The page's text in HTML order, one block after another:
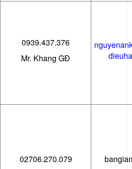
0939.437.376
Mr. Khang GĐ
02706.270.079